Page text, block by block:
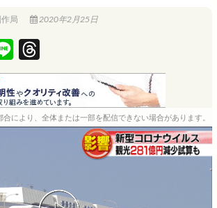
局 2020年2月25日
i
n
e
h
r
e
により、全体または一部を配信できない場合があります。